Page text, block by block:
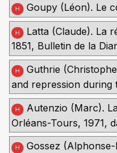
H Goupy (Léon). Le
H
Latta (Claude). La
1851, Bulletin de la
H
Guthrie
and repression during
H
Autenzio (Marc).
Orléans-Tours, 1971,
H
Gossez